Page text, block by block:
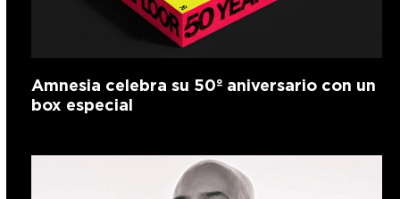
Amnesia celebra su 50º aniversario con un
box especial